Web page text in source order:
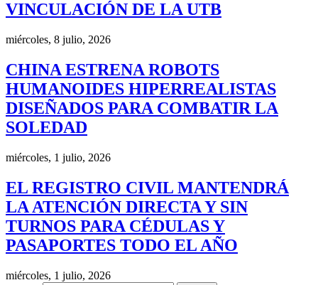
VINCULACIÓN DE LA UTB
miércoles, 8 julio, 2026
CHINA ESTRENA ROBOTS
HUMANOIDES HIPERREALISTAS
DISEÑADOS PARA COMBATIR LA
SOLEDAD
miércoles, 1 julio, 2026
EL REGISTRO CIVIL MANTENDRÁ
LA ATENCIÓN DIRECTA Y SIN
TURNOS PARA CÉDULAS Y
PASAPORTES TODO EL AÑO
miércoles, 1 julio, 2026